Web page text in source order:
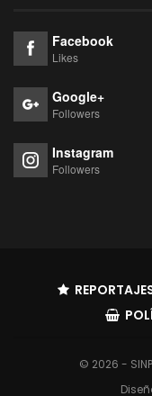
Facebook
Likes
Google+
Followers
Instagram
Followers
© 2026 -